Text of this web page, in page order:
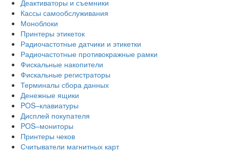
Деактиваторы и съемники
Кассы самообслуживания
Моноблоки
Принтеры этикеток
Радиочастотные датчики и этикетки
Радиочастотные противокражные рамки
Фискальные накопители
Фискальные регистраторы
Терминалы сбора данных
Денежные ящики
POS–клавиатуры
Дисплей покупателя
POS–мониторы
Принтеры чеков
Считыватели магнитных карт